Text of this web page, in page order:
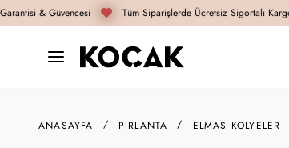
& Güvencesi Tüm Siparişlerde Ücretsiz Sigortalı Kargo
ANASAYFA PIRLANTA ELMAS KOLYELER